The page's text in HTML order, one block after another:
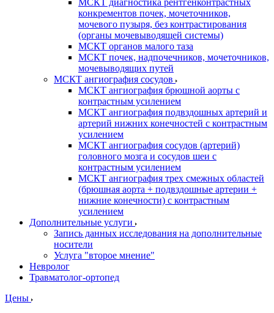
МСКТ диагностика рентгенконтрастных
конкрементов почек, мочеточников,
мочевого пузыря, без контрастирования
(органы мочевыводящей системы)
МСКТ органов малого таза
МСКТ почек, надпочечников, мочеточников,
мочевыводящих путей
МСКТ ангиография сосудов
МСКТ ангиография брюшной аорты с
контрастным усилением
МСКТ ангиография подвздошных артерий и
артерий нижних конечностей с контрастным
усилением
МСКТ ангиография сосудов (артерий)
головного мозга и сосудов шеи с
контрастным усилением
МСКТ ангиография трех смежных областей
(брюшная аорта + подвздошные артерии +
нижние конечности) с контрастным
усилением
Дополнительные услуги
Запись данных исследования на дополнительные
носители
Услуга "второе мнение"
Невролог
Травматолог-ортопед
Цены